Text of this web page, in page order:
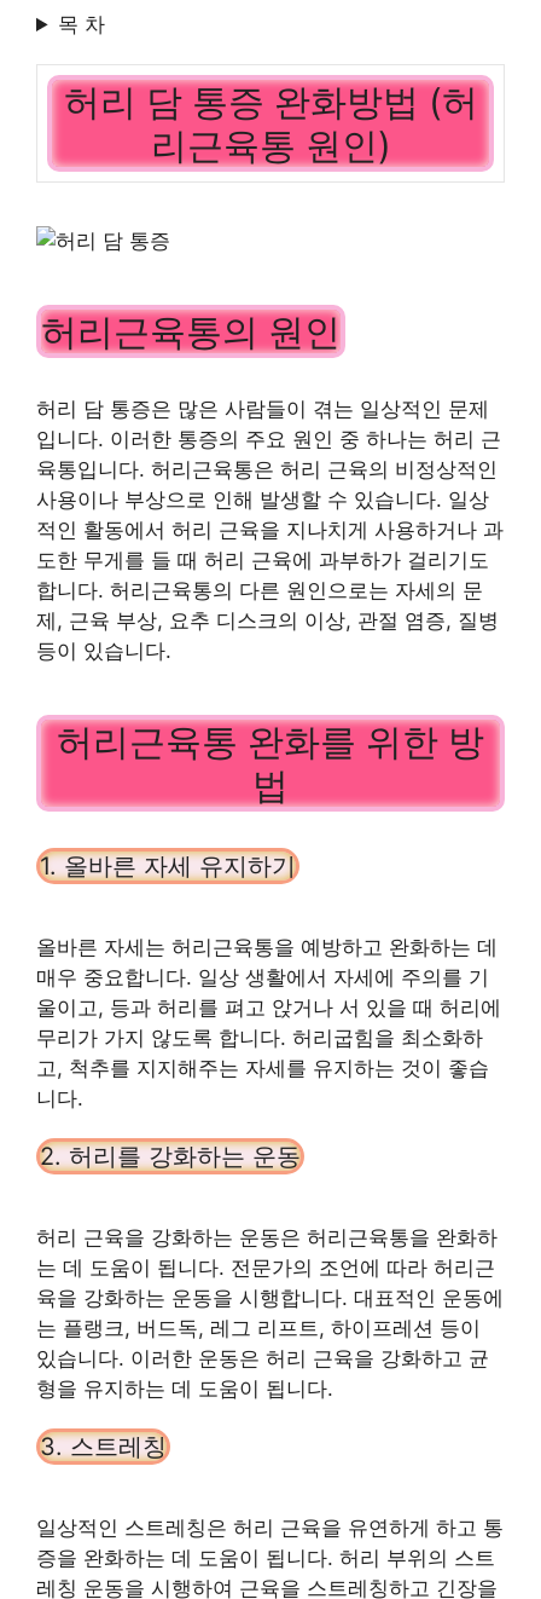
목 차
허리 담 통증 완화방법 (허
리근육통 원인)
허리근육통의 원인
허리 담 통증은 많은 사람들이 겪는 일상적인 문제
입니다. 이러한 통증의 주요 원인 중 하나는 허리 근
육통입니다. 허리근육통은 허리 근육의 비정상적인
사용이나 부상으로 인해 발생할 수 있습니다. 일상
적인 활동에서 허리 근육을 지나치게 사용하거나 과
도한 무게를 들 때 허리 근육에 과부하가 걸리기도
합니다. 허리근육통의 다른 원인으로는 자세의 문
제, 근육 부상, 요추 디스크의 이상, 관절 염증, 질병
등이 있습니다.
허리근육통 완화를 위한 방
법
1. 올바른 자세 유지하기
올바른 자세는 허리근육통을 예방하고 완화하는 데
매우 중요합니다. 일상 생활에서 자세에 주의를 기
울이고, 등과 허리를 펴고 앉거나 서 있을 때 허리에
무리가 가지 않도록 합니다. 허리굽힘을 최소화하
고, 척추를 지지해주는 자세를 유지하는 것이 좋습
니다.
2. 허리를 강화하는 운동
허리 근육을 강화하는 운동은 허리근육통을 완화하
는 데 도움이 됩니다. 전문가의 조언에 따라 허리근
육을 강화하는 운동을 시행합니다. 대표적인 운동에
는 플랭크, 버드독, 레그 리프트, 하이프레션 등이
있습니다. 이러한 운동은 허리 근육을 강화하고 균
형을 유지하는 데 도움이 됩니다.
3. 스트레칭
일상적인 스트레칭은 허리 근육을 유연하게 하고 통
증을 완화하는 데 도움이 됩니다. 허리 부위의 스트
레칭 운동을 시행하여 근육을 스트레칭하고 긴장을